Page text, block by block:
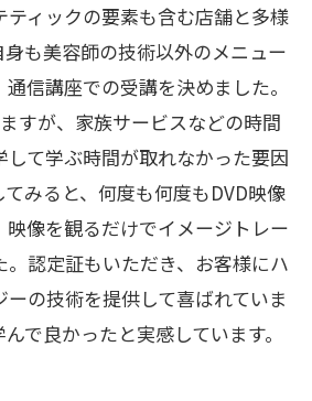
ティックの要素も含む店舗と多様
も美容師の技術以外のメニュー
信講座での受講を決めました。
すが、家族サービスなどの時間
して学ぶ時間が取れなかった要因
みると、何度も何度もDVD映像
映像を観るだけでイメージトレー
。認定証もいただき、お客様にハ
ーの技術を提供して喜ばれていま
で良かったと実感しています。